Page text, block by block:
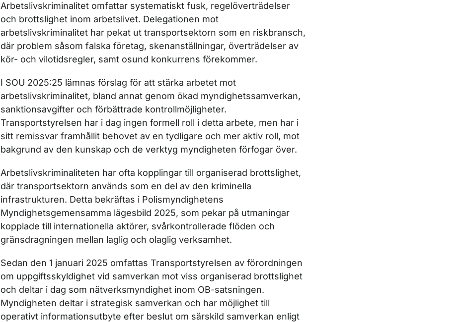
Arbetslivskriminalitet omfattar systematiskt fusk, regelöverträdelser
och brottslighet inom arbetslivet. Delegationen mot
arbetslivskriminalitet har pekat ut transportsektorn som en riskbransch,
där problem såsom falska företag, skenanställningar, överträdelser av
kör- och vilotidsregler, samt osund konkurrens förekommer.
I SOU 2025:25 lämnas förslag för att stärka arbetet mot
arbetslivskriminalitet, bland annat genom ökad myndighetssamverkan,
sanktionsavgifter och förbättrade kontrollmöjligheter.
Transportstyrelsen har i dag ingen formell roll i detta arbete, men har i
sitt remissvar framhållit behovet av en tydligare och mer aktiv roll, mot
bakgrund av den kunskap och de verktyg myndigheten förfogar över.
Arbetslivskriminaliteten har ofta kopplingar till organiserad brottslighet,
där transportsektorn används som en del av den kriminella
infrastrukturen. Detta bekräftas i Polismyndighetens
Myndighetsgemensamma lägesbild 2025, som pekar på utmaningar
kopplade till internationella aktörer, svårkontrollerade flöden och
gränsdragningen mellan laglig och olaglig verksamhet.
Sedan den 1 januari 2025 omfattas Transportstyrelsen av förordningen
om uppgiftsskyldighet vid samverkan mot viss organiserad brottslighet
och deltar i dag som nätverksmyndighet inom OB-satsningen.
Myndigheten deltar i strategisk samverkan och har möjlighet till
operativt informationsutbyte efter beslut om särskild samverkan enligt